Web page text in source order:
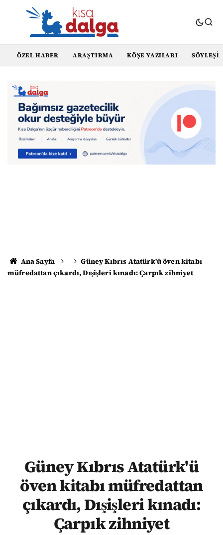
ÖZEL HABER ARAŞTIRMA KÖŞE YAZILARI SÖYLEŞI
Ana Sayfa
Güney Kıbrıs Atatürk'ü öven kitabı
müfredattan çıkardı, Dışişleri kınadı: Çarpık zihniyet
Güney Kıbrıs Atatürk'ü
öven kitabı müfredattan
çıkardı, Dışişleri kınadı:
Çarpık zihniyet